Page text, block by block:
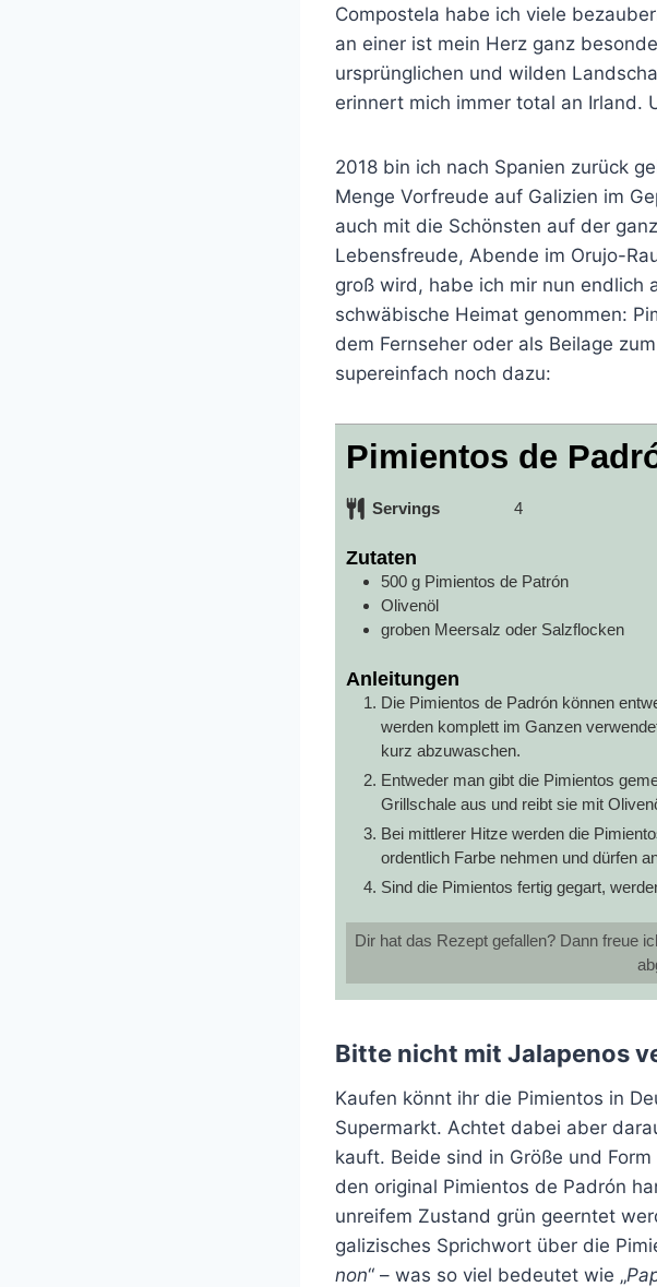
Compostela habe ich viele
an einer ist mein Herz ganz
ursprünglichen und wilden
erinnert mich immer total an Irland.
2018 bin ich nach Spanien zurück
Menge Vorfreude auf Galizien im
auch mit die Schönsten auf der
Lebensfreude, Abende im Orujo-
groß wird, habe ich mir nun endlich
schwäbische Heimat genommen:
dem Fernseher oder als Beilage
supereinfach noch dazu:
Pimientos de
Servings 4
Zutaten
500 g Pimientos de Patrón
Olivenöl
groben Meersalz oder Salzflocken
Anleitungen
Die Pimientos de Padrón können
werden komplett im Ganzen
kurz abzuwaschen.
Entweder man gibt die Pimientos
Grillschale aus und reibt sie mit
Bei mittlerer Hitze werden die
ordentlich Farbe nehmen und dürfen
Sind die Pimientos fertig gegart,
Dir hat das Rezept gefallen? Dann freue
Bitte nicht mit Jalapenos
Kaufen könnt ihr die Pimientos in
Supermarkt. Achtet dabei aber
kauft. Beide sind in Größe und
den original Pimientos de Padrón
unreifem Zustand grün geerntet
galizisches Sprichwort über die
non“ – was so viel bedeutet wie „